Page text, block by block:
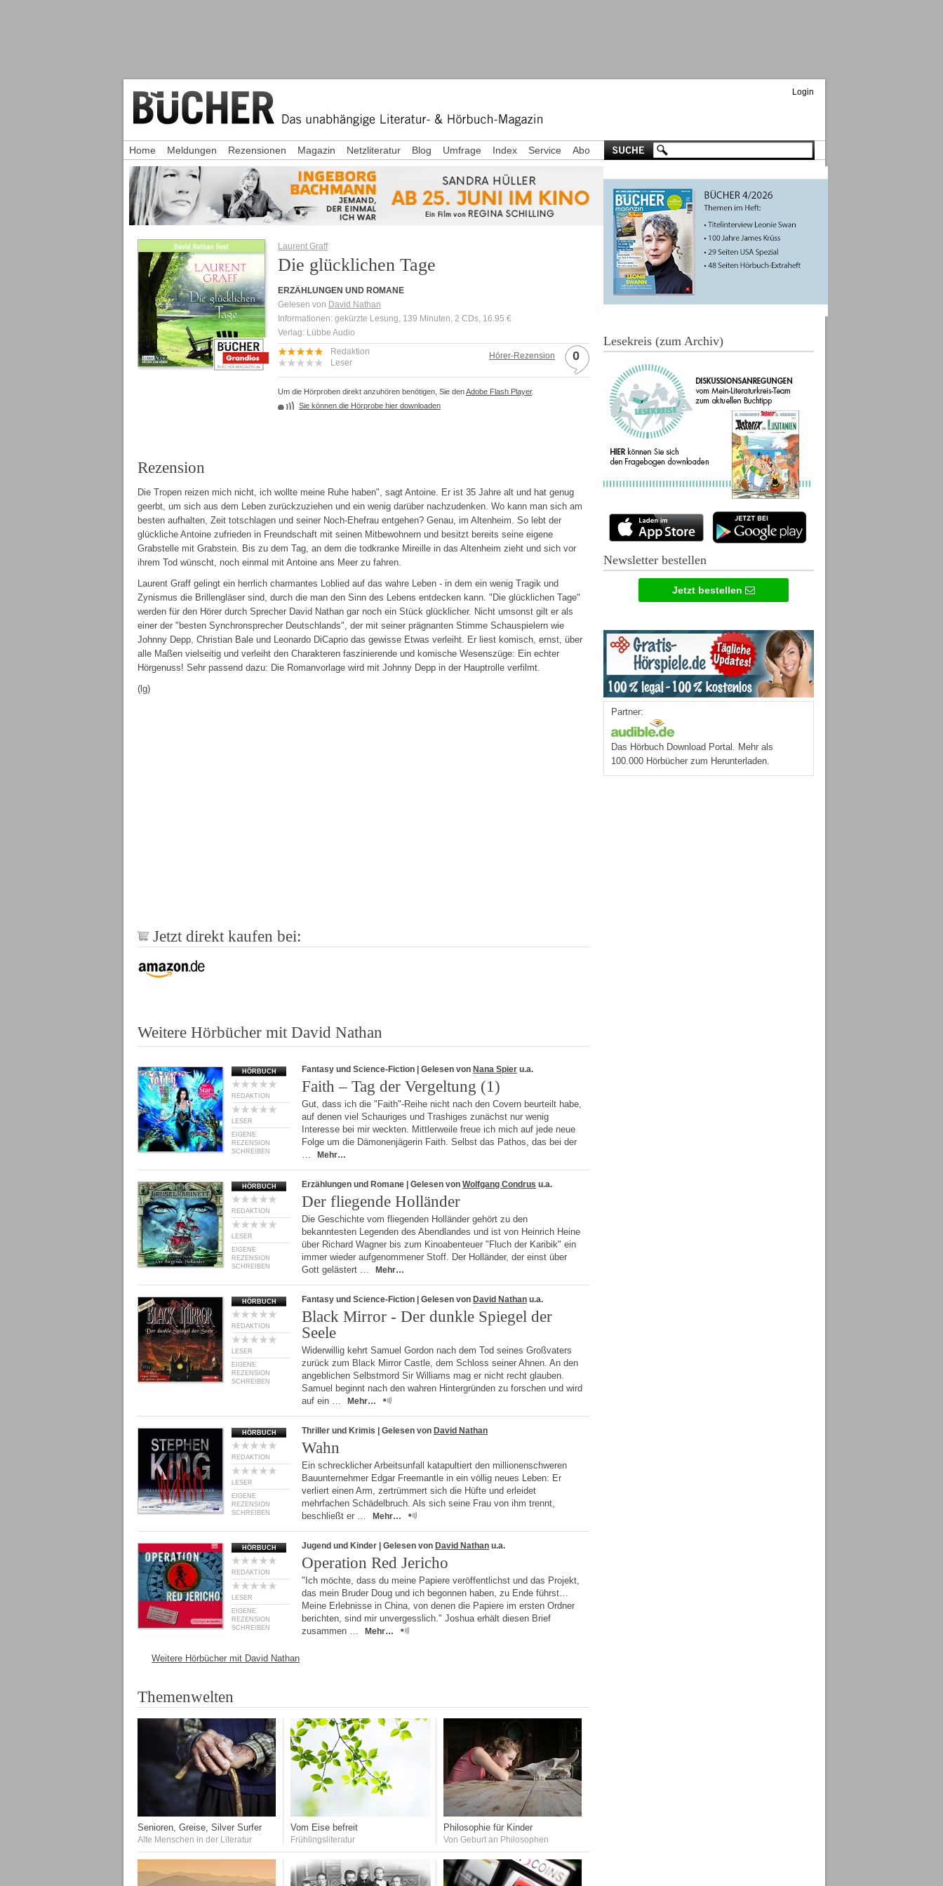
Login
Laurent Graff
Die glücklichen Tage
ERZÄHLUNGEN UND ROMANE
Gelesen von David Nathan
Informationen: gekürzte Lesung, 139 Minuten, 2 CDs, 16.95 €
Verlag: Lübbe Audio
Hörer-Rezension 0
Redaktion
Leser
Um die Hörproben direkt anzuhören benötigen, Sie denAdobe Flash Player.
Sie können die Hörprobe hier downloaden
Rezension
Die Tropen reizen mich nicht, ich wollte meine Ruhe haben", sagt Antoine. Er ist 35 Jahre alt und hat genug
geerbt, um sich aus dem Leben zurückzuziehen und ein wenig darüber nachzudenken. Wo kann man sich am
besten aufhalten, Zeit totschlagen und seiner Noch-Ehefrau entgehen? Genau, im Altenheim. So lebt der
glückliche Antoine zufrieden in Freundschaft mit seinen Mitbewohnern und besitzt bereits seine eigene
Grabstelle mit Grabstein. Bis zu dem Tag, an dem die todkranke Mireille in das Altenheim zieht und sich vor
ihrem Tod wünscht, noch einmal mit Antoine ans Meer zu fahren.
Laurent Graff gelingt ein herrlich charmantes Loblied auf das wahre Leben - in dem ein wenig Tragik und
Zynismus die Brillengläser sind, durch die man den Sinn des Lebens entdecken kann. "Die glücklichen Tage"
werden für den Hörer durch Sprecher David Nathan gar noch ein Stück glücklicher. Nicht umsonst gilt er als
einer der "besten Synchronsprecher Deutschlands", der mit seiner prägnanten Stimme Schauspielern wie
Johnny Depp, Christian Bale und Leonardo DiCaprio das gewisse Etwas verleiht. Er liest komisch, ernst, über
alle Maßen vielseitig und verleiht den Charakteren faszinierende und komische Wesenszüge: Ein echter
Hörgenuss! Sehr passend dazu: Die Romanvorlage wird mit Johnny Depp in der Hauptrolle verfilmt.
(lg)
Jetzt direkt kaufen bei:
Weitere Hörbücher mit David Nathan
HÖRBUCH
REDAKTION
LESER
EIGENE
REZENSION
SCHREIBEN
Fantasy und Science-Fiction | Gelesen von Nana Spier u.a.
Faith – Tag der Vergeltung (1)
Gut, dass ich die "Faith"-Reihe nicht nach den Covern beurteilt habe,
auf denen viel Schauriges und Trashiges zunächst nur wenig
Interesse bei mir weckten. Mittlerweile freue ich mich auf jede neue
Folge um die Dämonenjägerin Faith. Selbst das Pathos, das bei der
…
Mehr…
HÖRBUCH
REDAKTION
LESER
EIGENE
REZENSION
SCHREIBEN
Erzählungen und Romane | Gelesen von Wolfgang Condrus u.a.
Der fliegende Holländer
Die Geschichte vom fliegenden Holländer gehört zu den
bekanntesten Legenden des Abendlandes und ist von Heinrich Heine
über Richard Wagner bis zum Kinoabenteuer "Fluch der Karibik" ein
immer wieder aufgenommener Stoff. Der Holländer, der einst über
Gott gelästert …
Mehr…
HÖRBUCH
REDAKTION
LESER
EIGENE
REZENSION
SCHREIBEN
Fantasy und Science-Fiction | Gelesen von David Nathan u.a.
Black Mirror - Der dunkle Spiegel der
Seele
Widerwillig kehrt Samuel Gordon nach dem Tod seines Großvaters
zurück zum Black Mirror Castle, dem Schloss seiner Ahnen. An den
angeblichen Selbstmord Sir Williams mag er nicht recht glauben.
Samuel beginnt nach den wahren Hintergründen zu forschen und wird
auf ein …
Mehr…
HÖRBUCH
REDAKTION
LESER
EIGENE
REZENSION
SCHREIBEN
Thriller und Krimis | Gelesen von David Nathan
Wahn
Ein schrecklicher Arbeitsunfall katapultiert den millionenschweren
Bauunternehmer Edgar Freemantle in ein völlig neues Leben: Er
verliert einen Arm, zertrümmert sich die Hüfte und erleidet
mehrfachen Schädelbruch. Als sich seine Frau von ihm trennt,
beschließt er …
Mehr…
HÖRBUCH
REDAKTION
LESER
EIGENE
REZENSION
SCHREIBEN
Jugend und Kinder | Gelesen von David Nathan u.a.
Operation Red Jericho
"Ich möchte, dass du meine Papiere veröffentlichst und das Projekt,
das mein Bruder Doug und ich begonnen haben, zu Ende führst…
Meine Erlebnisse in China, von denen die Papiere im ersten Ordner
berichten, sind mir unvergesslich." Joshua erhält diesen Brief
zusammen …
Mehr…
Weitere Hörbücher mit David Nathan
Themenwelten
Senioren, Greise, Silver Surfer
Alte Menschen in der Literatur
Vom Eise befreit
Frühlingsliteratur
Philosophie für Kinder
Von Geburt an Philosophen
Home Meldungen Rezensionen Magazin Netzliteratur Blog Umfrage Index Service Abo
Lesekreis (zum Archiv)
Newsletter bestellen
Jetzt bestellen
Partner:
Das Hörbuch Download Portal. Mehr als
100.000 Hörbücher zum Herunterladen.